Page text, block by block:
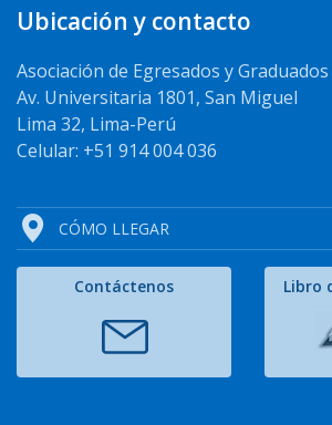
Ubicación y contacto
Asociación de Egresados y Graduados
Av. Universitaria 1801, San Miguel
Lima 32, Lima-Perú
Celular: +51 914 004 036
CÓMO LLEGAR
Contáctenos Libro